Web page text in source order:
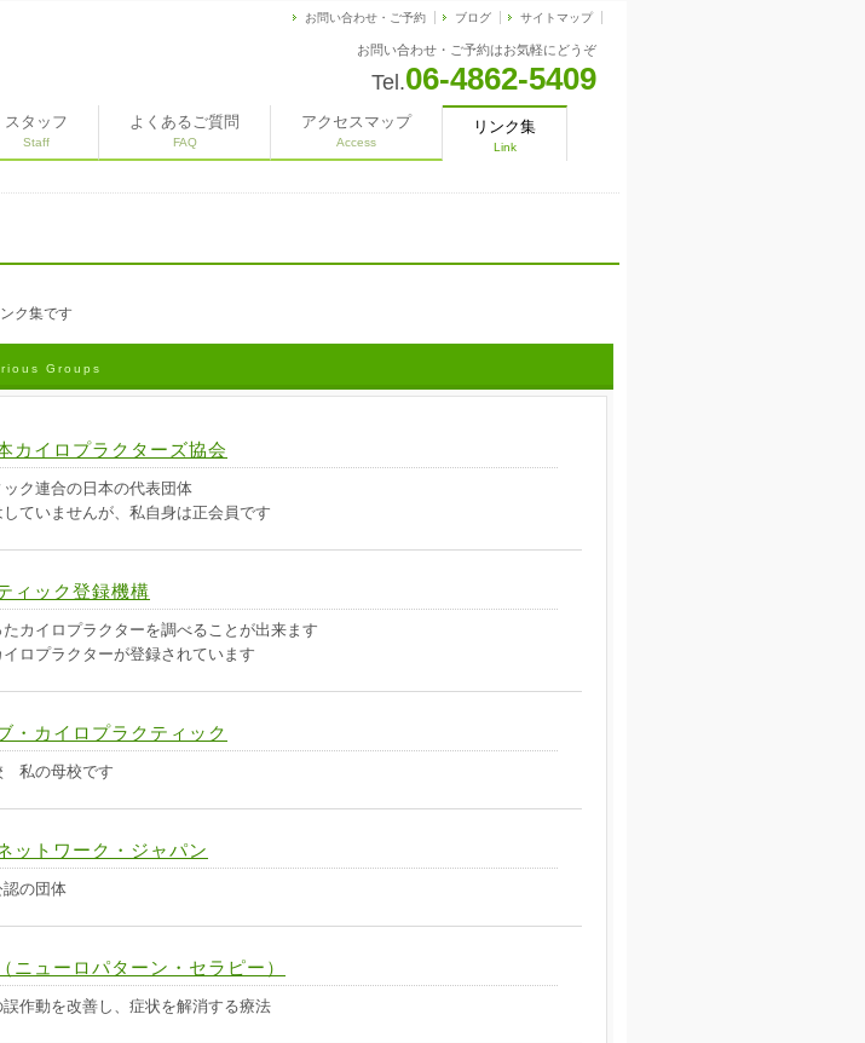
お問い合わせ・ご予約はお気軽にどうぞ
Tel.06-4862-5409
お問い合わせ・ご予約 ブログ サイトマップ
スタッフ
Staff
よくあるご質問
FAQ
アクセスマップ
Access
リンク集
Link
ク集です
Groups
イロプラクターズ協会
ク連合の日本の代表団体
ていませんが、私自身は正会員です
ィック登録機構
カイロプラクターを調べることが出来ます
ロプラクターが登録されています
・カイロプラクティック
私の母校です
ットワーク・ジャパン
の団体
ニューロパターン・セラピー）
作動を改善し、症状を解消する療法